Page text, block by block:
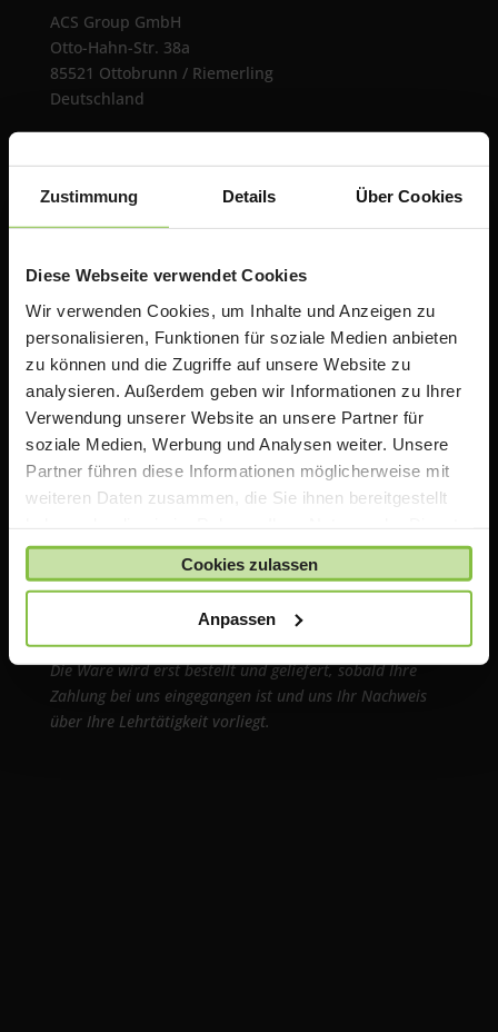
Zustimmung Details Über Cookies
Diese Webseite verwendet Cookies
Wir verwenden Cookies, um Inhalte und Anzeigen zu
personalisieren, Funktionen für soziale Medien anbieten
zu können und die Zugriffe auf unsere Website zu
analysieren. Außerdem geben wir Informationen zu Ihrer
Verwendung unserer Website an unsere Partner für
soziale Medien, Werbung und Analysen weiter. Unsere
Partner führen diese Informationen möglicherweise mit
weiteren Daten zusammen, die Sie ihnen bereitgestellt
gesammelt haben.
Cookies zulassen
Anpassen
ACS Group GmbH
Otto-Hahn-Str. 38a
85521 Ottobrunn / Riemerling
Deutschland
e:teacherstore@acsgroup.de
t: +49 (0)89 1893130-10
f: +49 (0)89 1893130-30
Die ACS Group betreibt mit TeacherStore.de ein
Online Portal für Lehrer & Schulen mit exklusiven
Rabatten auf Apple Produkte. Wir bieten zusätzlich
Informationen, Schulungen und Workshops rund um
das Thema iPad in der Schule an.
Wichtiger Hinweis
Die auf TeacherStore.de gezeigten Preise beinhalten
bereits spezielle Rabatte für Lehrer und Schulen
Für den Einkauf im TeacherStore.de benötigen Sie einen
aktuellen Nachweis über Ihre Lehrtätigkeit an einer
anerkannten Bildungseinrichtung.
Die Ware wird erst bestellt und geliefert, sobald Ihre
Zahlung bei uns eingegangen ist und uns Ihr Nachweis
über Ihre Lehrtätigkeit vorliegt.